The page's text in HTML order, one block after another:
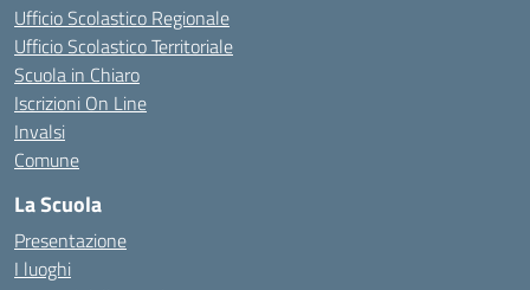
Ufficio Scolastico Regionale
Ufficio Scolastico Territoriale
Scuola in Chiaro
Iscrizioni On Line
Invalsi
Comune
La Scuola
Presentazione
I luoghi